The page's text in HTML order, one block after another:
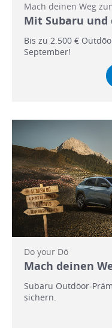
Mach deinen Weg
Mit Subaru und
Bis zu 2.500 €
September!
Do your Dō
Mach deinen
Subaru Outdōor-
sichern.